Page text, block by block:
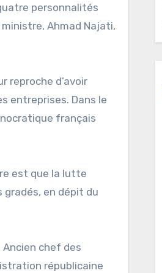
personnalités
Ahmad Najati,
reproche d’avoir
entreprises. Dans le
français
est que la lutte
gradés, en dépit du
chef des
républicaine